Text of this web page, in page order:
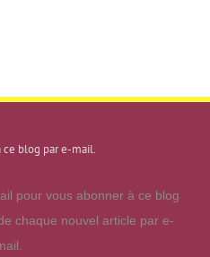
ce blog par e-mail.
pour vous abonner à ce blog
chaque nouvel article par e-